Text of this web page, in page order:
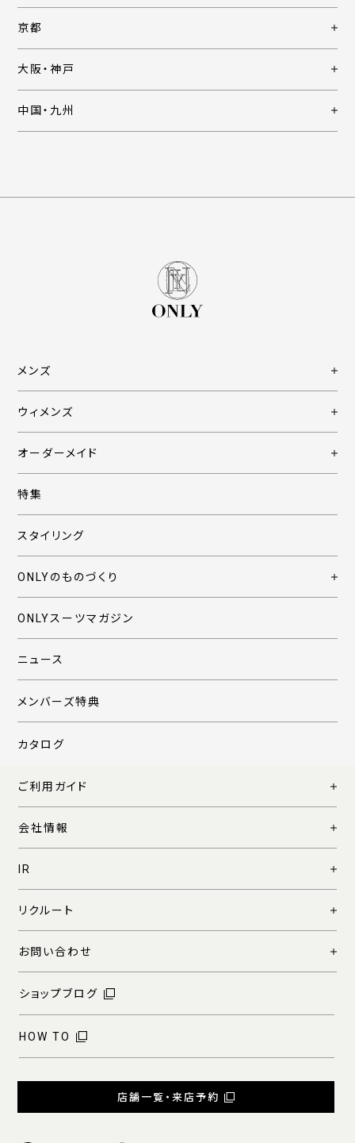
京都
大阪・神戸
中国・九州
メンズ
ウィメンズ
オーダーメイド
特集
スタイリング
ONLYのものづくり
ONLYスーツマガジン
ニュース
メンバーズ特典
カタログ
ご利用ガイド
会社情報
IR
リクルート
お問い合わせ
ショップブログ
HOW TO
店舗一覧・来店予約